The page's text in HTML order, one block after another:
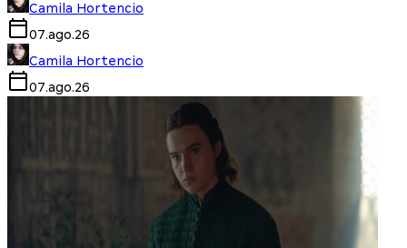
Camila Hortencio
07.ago.26
Camila Hortencio
07.ago.26